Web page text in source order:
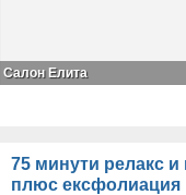
Салон Елита
75 минути релакс
плюс ексфолиация